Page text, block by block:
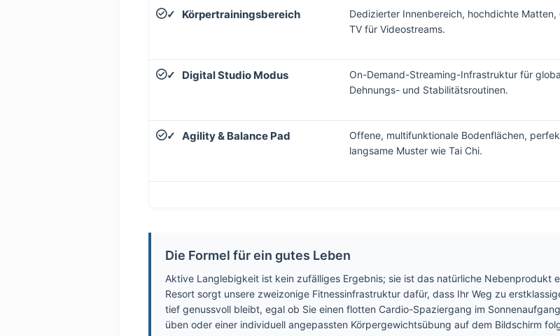
✓ Körpertrainingsbereich
Dedizierter Innenbereich, hochdichte
TV für Videostreams.
✓ Digital Studio Modus
On-Demand-Streaming-Infrastruktur für
Dehnungs- und Stabilitätsroutinen.
✓ Agility & Balance Pad
Offene, multifunktionale Bodenflächen,
langsame Muster wie Tai Chi.
Die Formel für ein gutes Leben
Aktive Langlebigkeit ist kein zufälliges Ergebnis; sie ist das natürliche Nebenprodukt
Resort sorgt unsere zweizonige Fitnessinfrastruktur dafür, dass Ihr Weg zu
tief genussvoll bleibt, egal ob Sie einen flotten Cardio-Spaziergang im
üben oder einer individuell angepassten Körpergewichtsübung auf dem Bildschirm